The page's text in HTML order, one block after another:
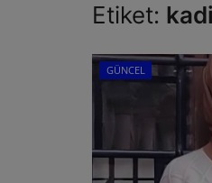
Etiket:
GÜNCEL